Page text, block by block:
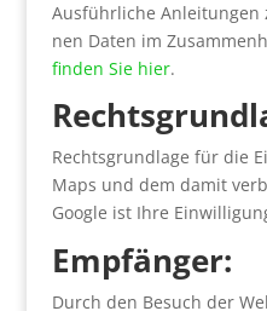
Aus­führ­li­che
nen Daten im
fin­den Sie hier.
Rechts­grund­la­ge für die
Maps und dem damit
Goog­le ist Ihre
Emp­fän­ger:
Durch den Besuch der